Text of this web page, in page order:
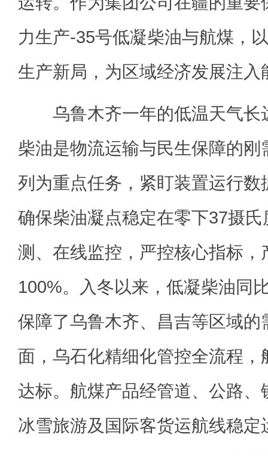
力生产-35号低凝柴油与航煤，
生产新局，为区域经济发展注入
乌鲁木齐一年的低温天气长
柴油是物流运输与民生保障的
列为重点任务，紧盯装置运行数
确保柴油凝点稳定在零下37摄
测、在线监控，严控核心指标，
100%。入冬以来，低凝柴油同
保障了乌鲁木齐、昌吉等区域的
面，乌石化精细化管控全流程，
达标。航煤产品经管道、公路、
冰雪旅游及国际客货运航线稳定